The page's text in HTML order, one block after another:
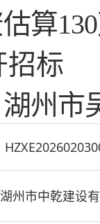
算
招标
州市
湖州市中乾建设